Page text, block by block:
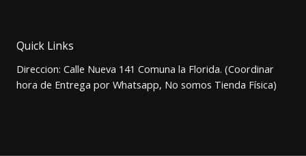
Quick Links
Direccion: Calle Nueva 141 Comuna la Florida. (Coordinar
hora de Entrega por Whatsapp, No somos Tienda Física)